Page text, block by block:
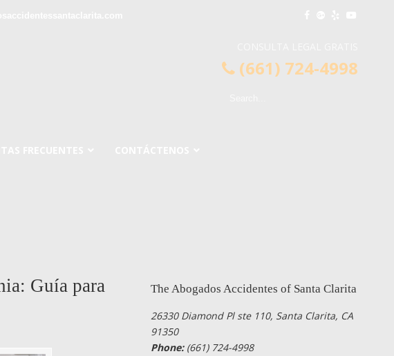
(661) 724-4998
Guía para
The Abogados Accidentes of Santa Clarita
26330 Diamond Pl ste 110, Santa Clarita, CA
91350
Phone:(661) 724-4998